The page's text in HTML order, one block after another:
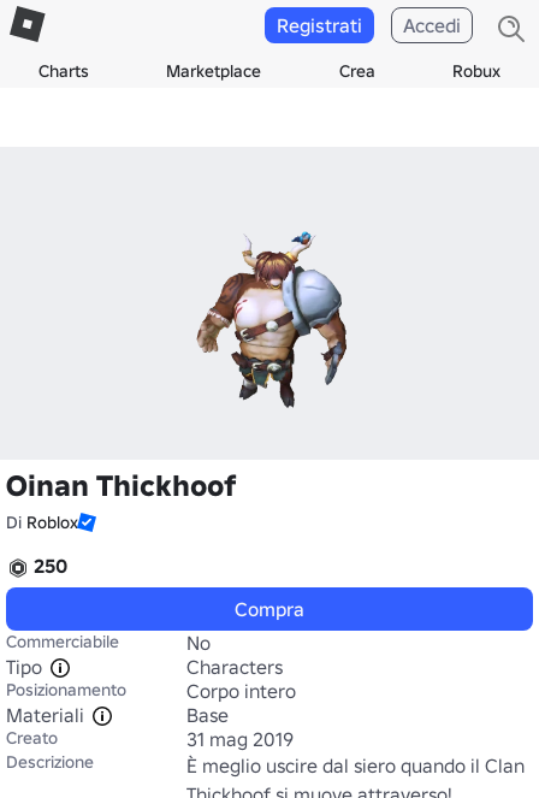
Charts Marketplace Crea Robux
Registrati Accedi
Oinan Thickhoof
Di Roblox
250
Compra
Commerciabile
No
Tipo
Characters
Posizionamento
Corpo intero
Materiali
Base
Creato 31 mag 2019
Descrizione
È meglio uscire dal siero quando il Clan